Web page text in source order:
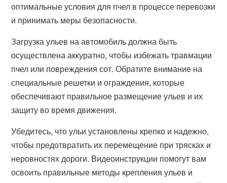
оптимальные условия для пчел в процессе перевозки
и принимать меры безопасности.
Загрузка ульев на автомобиль должна быть
осуществлена аккуратно, чтобы избежать травмации
пчел или повреждения сот. Обратите внимание на
специальные решетки и ограждения, которые
обеспечивают правильное размещение ульев и их
защиту во время движения.
Убедитесь, что ульи установлены крепко и надежно,
чтобы предотвратить их перемещение при трясках и
неровностях дороги. Видеоинструкции помогут вам
освоить правильные методы крепления ульев и